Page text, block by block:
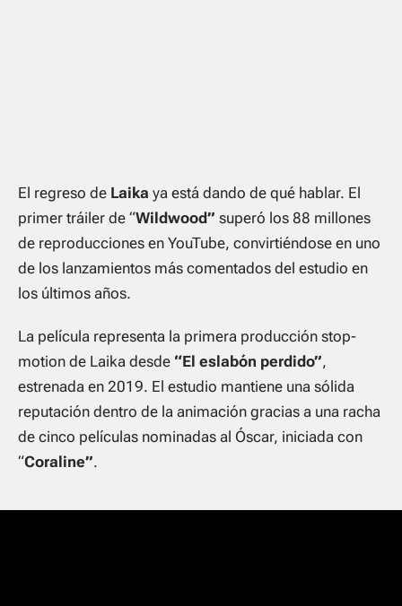
El regreso de Laika ya está dando de qué hablar. El
primer tráiler de “Wildwood” superó los 88 millones
de reproducciones en YouTube, convirtiéndose en uno
de los lanzamientos más comentados del estudio en
los últimos años.
La película representa la primera producción stop-
motion de Laika desde “El eslabón perdido”,
estrenada en 2019. El estudio mantiene una sólida
reputación dentro de la animación gracias a una racha
de cinco películas nominadas al Óscar, iniciada con
“Coraline”.